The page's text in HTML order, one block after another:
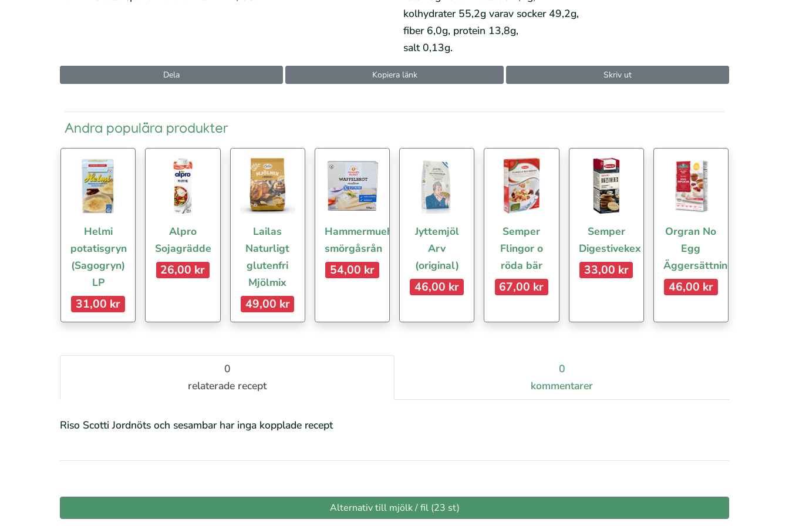
kolhydrater 55,2g varav socker 49,2g,
fiber 6,0g, protein 13,8g,
salt 0,13g.
Dela Kopiera länk Skriv ut
Andra populära produkter
Helmi
potatisgryn
(Sagogryn)
LP
31,00 kr
Alpro
Sojagrädde
26,00 kr
Lailas
Naturligt
glutenfri
Mjölmix
49,00 kr
Hammermuehle
smörgåsrån
54,00 kr
Jyttemjöl
Arv
(original)
46,00 kr
Semper
Flingor o
röda bär
67,00 kr
Semper
Digestivekex
33,00 kr
Orgran No
Egg
Äggersättning
46,00 kr
0
relaterade recept
0
kommentarer
Riso Scotti Jordnöts och sesambar har inga kopplade recept
Alternativ till mjölk / fil (23 st)